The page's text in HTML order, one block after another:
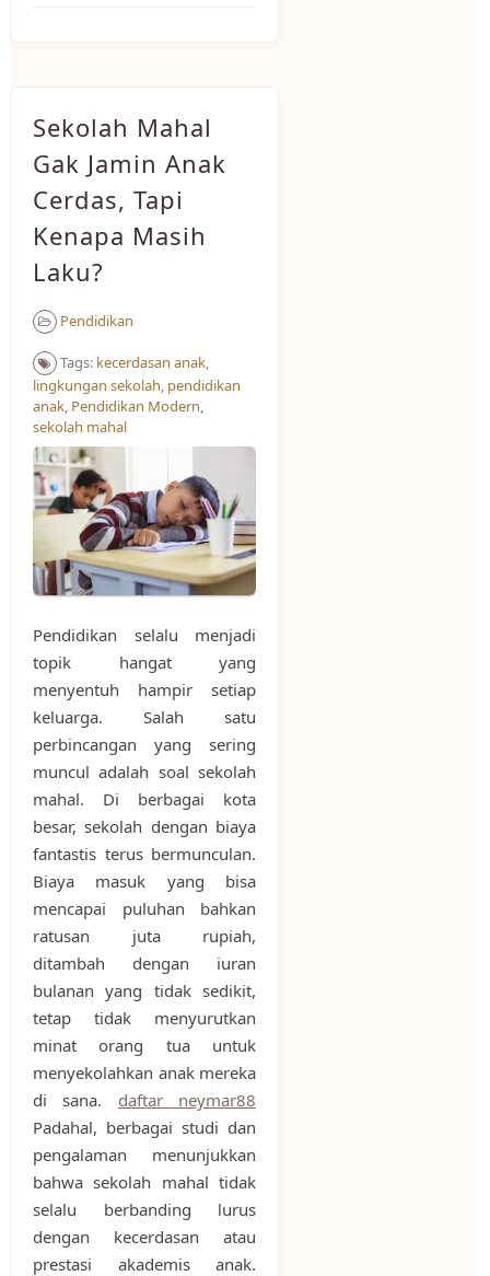
Sekolah Mahal
Gak Jamin Anak
Cerdas, Tapi
Kenapa Masih
Laku?
Pendidikan
Tags: kecerdasan anak,
lingkungan sekolah, pendidikan
anak, Pendidikan Modern,
sekolah mahal
Pendidikan selalu menjadi
topik hangat yang
menyentuh hampir setiap
keluarga. Salah satu
perbincangan yang sering
muncul adalah soal sekolah
mahal. Di berbagai kota
besar, sekolah dengan biaya
fantastis terus bermunculan.
Biaya masuk yang bisa
mencapai puluhan bahkan
ratusan juta rupiah,
ditambah dengan iuran
bulanan yang tidak sedikit,
tetap tidak menyurutkan
minat orang tua untuk
menyekolahkan anak mereka
di sana. daftar neymar88
Padahal, berbagai studi dan
pengalaman menunjukkan
bahwa sekolah mahal tidak
selalu berbanding lurus
dengan kecerdasan atau
prestasi akademis anak.